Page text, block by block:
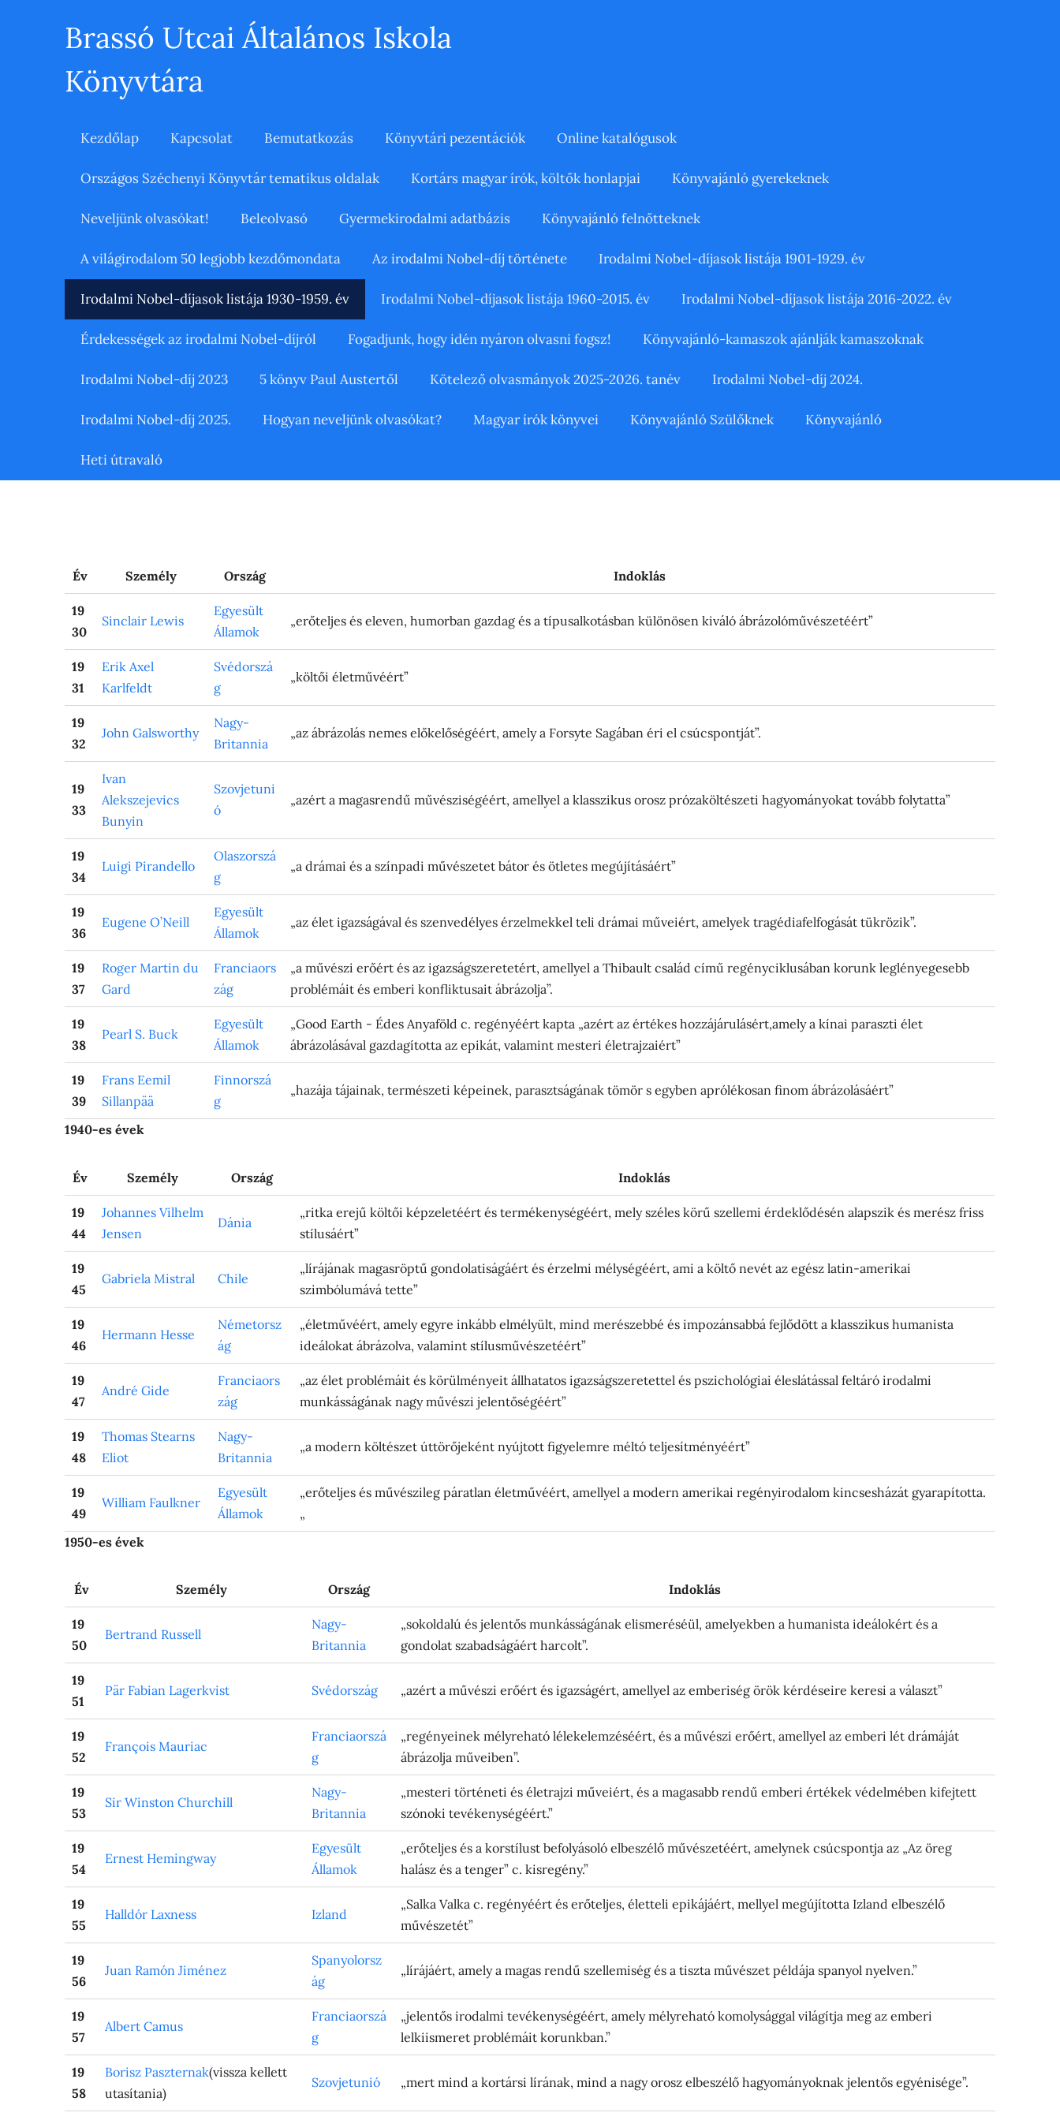
Brassó Utcai Általános Iskola
Könyvtára
Kezdőlap Kapcsolat Bemutatkozás Könyvtári pezentációk Online katalógusok
Országos Széchenyi Könyvtár tematikus oldalak Kortárs magyar írók, költők honlapjai Könyvajánló gyerekeknek
Neveljünk olvasókat! Beleolvasó Gyermekirodalmi adatbázis Könyvajánló felnőtteknek
A világirodalom 50 legjobb kezdőmondata Az irodalmi Nobel-díj története Irodalmi Nobel-díjasok listája 1901-1929. év
Irodalmi Nobel-díjasok listája 1930-1959. év Irodalmi Nobel-díjasok listája 1960-2015. év Irodalmi Nobel-díjasok listája 2016-2022. év
Érdekességek az irodalmi Nobel-díjról Fogadjunk, hogy idén nyáron olvasni fogsz! Könyvajánló-kamaszok ajánlják kamaszoknak
Irodalmi Nobel-díj 2023 5 könyv Paul Austertől Kötelező olvasmányok 2025-2026. tanév Irodalmi Nobel-díj 2024.
Irodalmi Nobel-díj 2025. Hogyan neveljünk olvasókat? Magyar írók könyvei Könyvajánló Szülőknek Könyvajánló
Heti útravaló
Év Személy Ország Indoklás
19
30
Sinclair Lewis
Egyesült
Államok
„erőteljes és eleven, humorban gazdag és a típusalkotásban különösen kiváló ábrázolóművészetéért”
19
31
Erik Axel
Karlfeldt
Svédorszá
g
„költői életművéért”
19
32
John Galsworthy
Nagy-
Britannia
„az ábrázolás nemes előkelőségéért, amely a Forsyte Sagában éri el csúcspontját”.
19
33
Ivan
Alekszejevics
Bunyin
Szovjetuni
ó
„azért a magasrendű művésziségéért, amellyel a klasszikus orosz prózaköltészeti hagyományokat tovább folytatta”
19
34
Luigi Pirandello
Olaszorszá
g
„a drámai és a színpadi művészetet bátor és ötletes megújításáért”
19
36
Eugene O’Neill
Egyesült
Államok
„az élet igazságával és szenvedélyes érzelmekkel teli drámai műveiért, amelyek tragédiafelfogását tükrözik”.
19
37
Roger Martin du
Gard
Franciaors
zág
„a művészi erőért és az igazságszeretetért, amellyel a Thibault család című regényciklusában korunk leglényegesebb
problémáit és emberi konfliktusait ábrázolja”.
19
38
Pearl S. Buck
Egyesült
Államok
„Good Earth - Édes Anyaföld c. regényéért kapta „azért az értékes hozzájárulásért,amely a kínai paraszti élet
ábrázolásával gazdagította az epikát, valamint mesteri életrajzaiért”
19
39
Frans Eemil
Sillanpää
Finnorszá
g
„hazája tájainak, természeti képeinek, parasztságának tömör s egyben aprólékosan finom ábrázolásáért”
1940-es évek
Év Személy Ország Indoklás
19
44
Johannes Vilhelm
Jensen
Dánia
„ritka erejű költői képzeletéért és termékenységéért, mely széles körű szellemi érdeklődésén alapszik és merész friss
stílusáért”
19
45
Gabriela Mistral Chile
„lírájának magasröptű gondolatiságáért és érzelmi mélységéért, ami a költő nevét az egész latin-amerikai
szimbólumává tette”
19
46
Hermann Hesse
Németorsz
ág
„életművéért, amely egyre inkább elmélyült, mind merészebbé és impozánsabbá fejlődött a klasszikus humanista
ideálokat ábrázolva, valamint stílusművészetéért”
19
47
André Gide
Franciaors
zág
„az élet problémáit és körülményeit állhatatos igazságszeretettel és pszichológiai éleslátással feltáró irodalmi
munkásságának nagy művészi jelentőségéért”
19
48
Thomas Stearns
Eliot
Nagy-
Britannia
„a modern költészet úttörőjeként nyújtott figyelemre méltó teljesítményéért”
19
49
William Faulkner
Egyesült
Államok
„erőteljes és művészileg páratlan életművéért, amellyel a modern amerikai regényirodalom kincsesházát gyarapította.
„
1950-es évek
Év Személy Ország Indoklás
19
50
Bertrand Russell
Nagy-
Britannia
„sokoldalú és jelentős munkásságának elismeréséül, amelyekben a humanista ideálokért és a
gondolat szabadságáért harcolt”.
19
51
Pär Fabian Lagerkvist Svédország „azért a művészi erőért és igazságért, amellyel az emberiség örök kérdéseire keresi a választ”
19
52
François Mauriac
Franciaorszá
g
„regényeinek mélyreható lélekelemzéséért, és a művészi erőért, amellyel az emberi lét drámáját
ábrázolja műveiben”.
19
53
Sir Winston Churchill
Nagy-
Britannia
„mesteri történeti és életrajzi műveiért, és a magasabb rendű emberi értékek védelmében kifejtett
szónoki tevékenységéért.”
19
54
Ernest Hemingway
Egyesült
Államok
„erőteljes és a korstílust befolyásoló elbeszélő művészetéért, amelynek csúcspontja az „Az öreg
halász és a tenger” c. kisregény.”
19
55
Halldór Laxness Izland
„Salka Valka c. regényéért és erőteljes, életteli epikájáért, mellyel megújította Izland elbeszélő
művészetét”
19
56
Juan Ramón Jiménez
Spanyolorsz
ág
„lírájáért, amely a magas rendű szellemiség és a tiszta művészet példája spanyol nyelven.”
19
57
Albert Camus
Franciaorszá
g
„jelentős irodalmi tevékenységéért, amely mélyreható komolysággal világítja meg az emberi
lelkiismeret problémáit korunkban.”
19
58
Borisz Paszternak(vissza kellett
utasítania)
Szovjetunió „mert mind a kortársi lírának, mind a nagy orosz elbeszélő hagyományoknak jelentős egyénisége”.